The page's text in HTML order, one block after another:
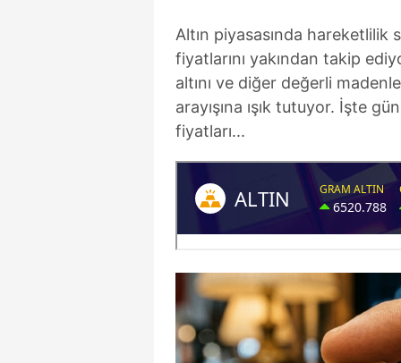
Altın piyasasında hareketlilik
fiyatlarını yakından takip
altını ve diğer değerli
arayışına ışık tutuyor. İşte
fiyatları...